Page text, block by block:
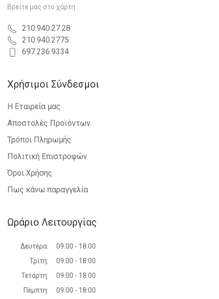
Βρείτε μας στο χάρτη
210.940.27.28
210.940.2775
697.236.9334
Χρήσιμοι Σύνδεσμοι
Η Εταιρεία μας
Αποστολές Προϊόντων
Τρόποι Πληρωμής
Πολιτική Επιστροφών
Όροι Χρήσης
Πως κάνω παραγγελία
Ωράριο Λειτουργίας
Δευτέρα:
09:00 - 18:00
Τρίτη:
09:00 - 18:00
Τετάρτη:
09:00 - 18:00
Πέμπτη:
09:00 - 18:00